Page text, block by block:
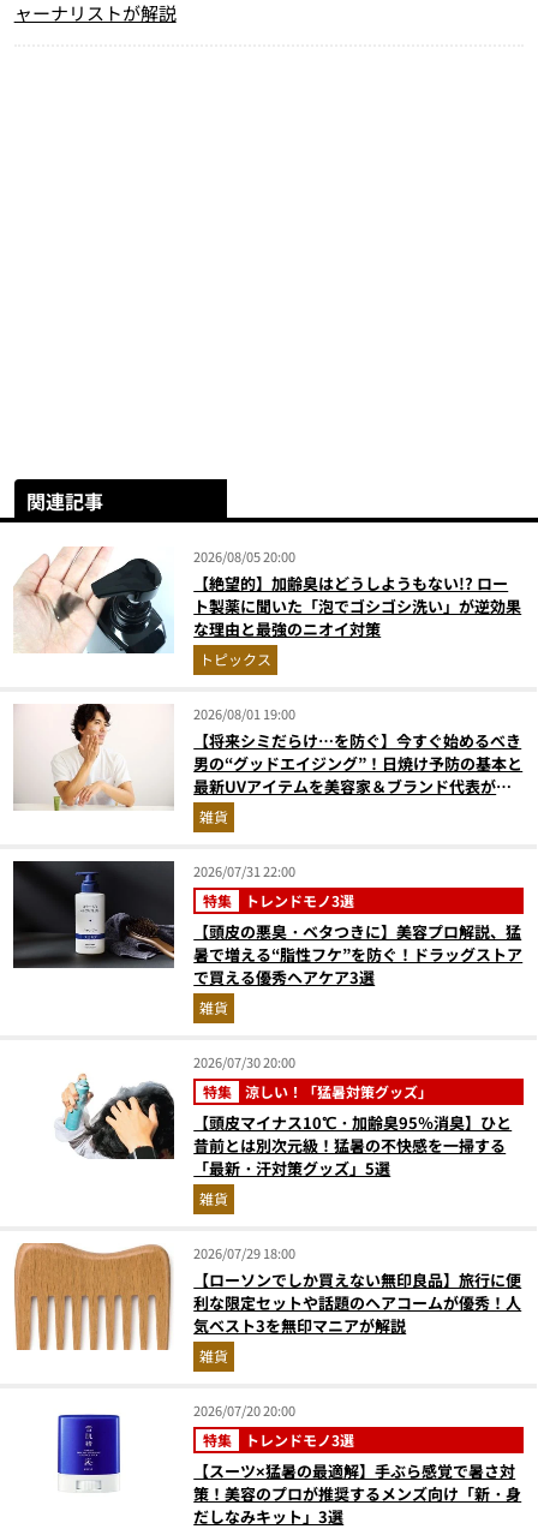
ャーナリストが解説
関連記事
2026/08/05 20:00
【絶望的】加齢臭はどうしようもない!? ロー
ト製薬に聞いた「泡でゴシゴシ洗い」が逆効果
な理由と最強のニオイ対策
トピックス
2026/08/01 19:00
【将来シミだらけ…を防ぐ】今すぐ始めるべき
男の“グッドエイジング”！日焼け予防の基本と
最新UVアイテムを美容家＆ブランド代表がプ
ロ目線で指南／大人の価値向上研究所
雑貨
2026/07/31 22:00
特集 トレンドモノ3選
【頭皮の悪臭・ベタつきに】美容プロ解説、猛
暑で増える“脂性フケ”を防ぐ！ドラッグストア
で買える優秀ヘアケア3選
雑貨
2026/07/30 20:00
特集 涼しい！「猛暑対策グッズ」
【頭皮マイナス10℃・加齢臭95％消臭】ひと
昔前とは別次元級！猛暑の不快感を一掃する
「最新・汗対策グッズ」5選
雑貨
2026/07/29 18:00
【ローソンでしか買えない無印良品】旅行に便
利な限定セットや話題のヘアコームが優秀！人
気ベスト3を無印マニアが解説
雑貨
2026/07/20 20:00
特集 トレンドモノ3選
【スーツ×猛暑の最適解】手ぶら感覚で暑さ対
策！美容のプロが推奨するメンズ向け「新・身
だしなみキット」3選